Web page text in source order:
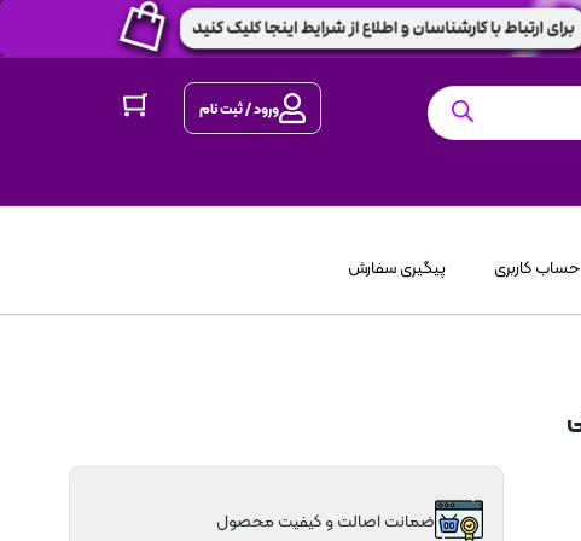
ورود / ثبت نام
حساب کاربری پیگیری سفارش
ضمانت اصالت و کیفیت محصول